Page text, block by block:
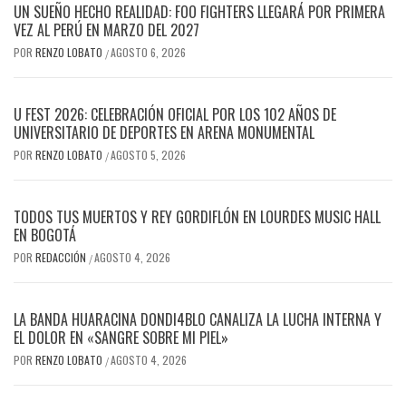
UN SUEÑO HECHO REALIDAD: FOO FIGHTERS LLEGARÁ POR PRIMERA
VEZ AL PERÚ EN MARZO DEL 2027
POR RENZO LOBATO /AGOSTO 6, 2026
U FEST 2026: CELEBRACIÓN OFICIAL POR LOS 102 AÑOS DE
UNIVERSITARIO DE DEPORTES EN ARENA MONUMENTAL
POR RENZO LOBATO /AGOSTO 5, 2026
TODOS TUS MUERTOS Y REY GORDIFLÓN EN LOURDES MUSIC HALL
EN BOGOTÁ
POR REDACCIÓN /AGOSTO 4, 2026
LA BANDA HUARACINA DONDI4BLO CANALIZA LA LUCHA INTERNA Y
EL DOLOR EN «SANGRE SOBRE MI PIEL»
POR RENZO LOBATO /AGOSTO 4, 2026